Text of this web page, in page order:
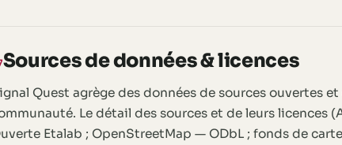
Sources de données & licences
Quest agrège des données de sources ouvertes
Le détail des sources et de leurs licences
Etalab ; OpenStreetMap — ODbL ; fonds de